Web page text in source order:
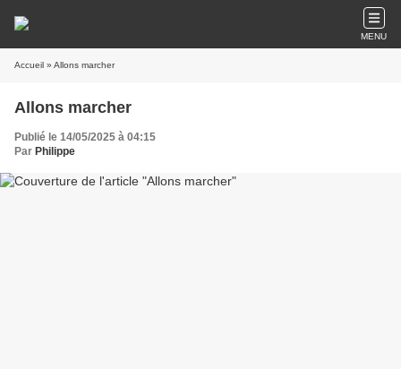
MENU
Accueil » Allons marcher
Allons marcher
Publié le 14/05/2025 à 04:15
Par Philippe